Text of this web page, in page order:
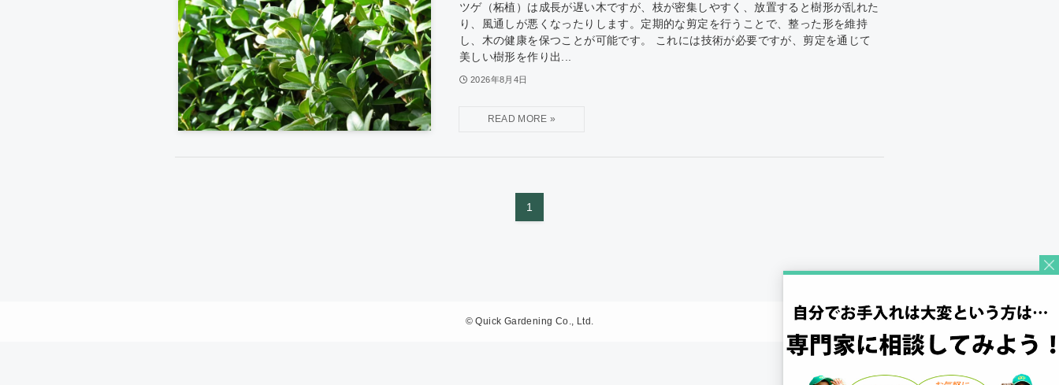
ツゲ（柘植）は成長が遅い木ですが、枝が密集しやすく、放置すると樹形が乱れた
り、風通しが悪くなったりします。定期的な剪定を行うことで、整った形を維持
し、木の健康を保つことが可能です。 これには技術が必要ですが、剪定を通じて
美しい樹形を作り出...
2026年8月4日
1
© Quick Gardening Co., Ltd.